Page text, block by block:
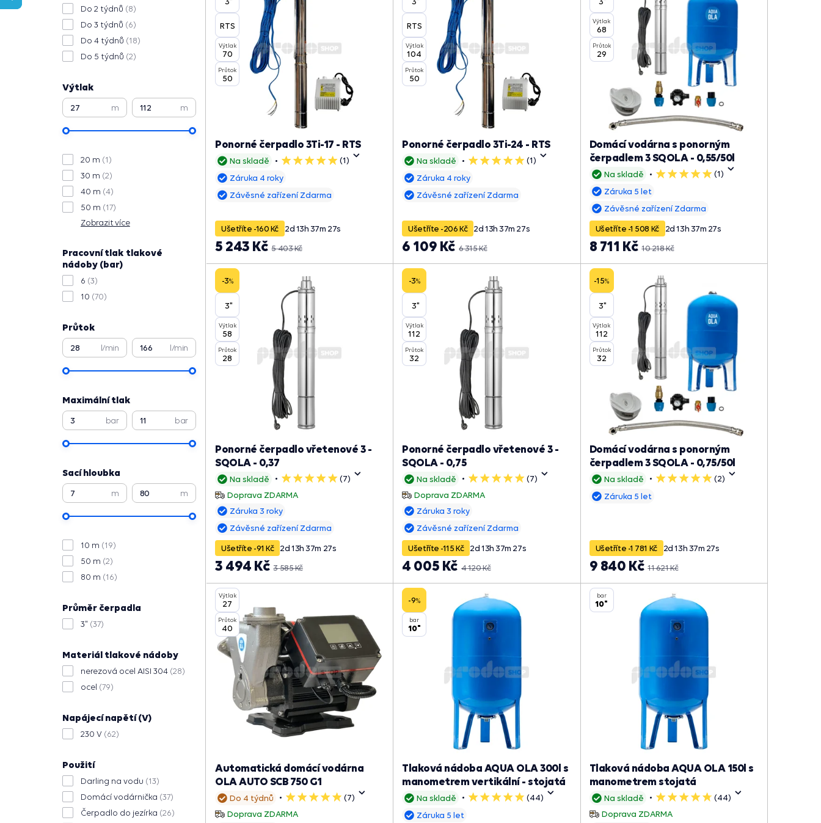
Do 2 týdnů (8)
Do 3 týdnů (6)
Do 4 týdnů (18)
Do 5 týdnů (2)
Výtlak
m m
20 m (1)
30 m (2)
40 m (4)
50 m (17)
Zobrazit více
Pracovní tlak tlakové
nádoby (bar)
6 (3)
10 (70)
Průtok
l/min l/min
Maximální tlak
bar bar
Sací hloubka
m m
10 m (19)
50 m (2)
80 m (16)
Průměr čerpadla
3" (37)
Materiál tlakové nádoby
nerezová ocel AISI 304 (28)
ocel (79)
Napájecí napětí (V)
230 V (62)
Použití
Darling na vodu (13)
Domácí vodárnička (37)
Čerpadlo do jezírka (26)
RTS
Výtlak
70
Průtok
50
Na skladě
5
(1)
Ponorné čerpadlo 3Ti-17 - RTS
Záruka 4 roky
Závěsné zařízení Zdarma
Ušetříte -160 Kč 2d13h37m 26s
5 403 Kč
5 243 Kč
RTS
Výtlak
104
Průtok
50
Na skladě
5
(1)
Ponorné čerpadlo 3Ti-24 - RTS
Záruka 4 roky
Závěsné zařízení Zdarma
Ušetříte -206 Kč 2d13h 37m 26s
6 315 Kč
6 109 Kč
Výtlak
68
Průtok
29
Na skladě
5
(1)
Domácí vodárna s ponorným
čerpadlem 3 SQOLA - 0,55/50l
Záruka 5 let
Závěsné zařízení Zdarma
Ušetříte -1 508 Kč 2d 13h37m 26s
10 218 Kč
8 711 Kč
-3%
3"
Výtlak
58
Průtok
28
Na skladě
5
hvězdiček
(7)
Doprava ZDARMA
Ponorné čerpadlo vřetenové 3 -
SQOLA - 0,37
Záruka 3 roky
Závěsné zařízení Zdarma
Ušetříte -91 Kč 2d13h 37m 26s
3 585 Kč
3 494 Kč
-3%
3"
Výtlak
112
Průtok
32
Na skladě
5
hvězdiček
(7)
Doprava ZDARMA
Ponorné čerpadlo vřetenové 3 -
SQOLA - 0,75
Záruka 3 roky
Závěsné zařízení Zdarma
Ušetříte -115 Kč 2d13h 37m 26s
4 120 Kč
4 005 Kč
-15%
3"
Výtlak
112
Průtok
32
Na skladě
5
(2)
Domácí vodárna s ponorným
čerpadlem 3 SQOLA - 0,75/50l
Záruka 5 let
Ušetříte -1 781 Kč 2d 13h37m 26s
11 621 Kč
9 840 Kč
Výtlak
27
Průtok
40
Do 4 týdnů
5
hvězdiček
(7)
Doprava ZDARMA
Automatická domácí vodárna
OLA AUTO SCB 750 G1
-9%
bar
10"
Na skladě
5
(44)
Tlaková nádoba AQUA OLA 300l s
manometrem vertikální - stojatá
Záruka 5 let
bar
10"
Na skladě
5
hvězdiček
(44)
Doprava ZDARMA
Tlaková nádoba AQUA OLA 150l s
manometrem stojatá